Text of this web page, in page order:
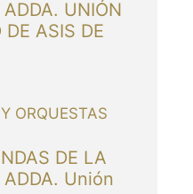
UNIÓN
ASIS DE
ORQUESTAS
DE LA
ADDA. Unión